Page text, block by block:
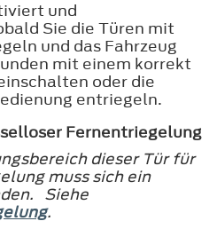
und
Sie die Türen mit
und das Fahrzeug
mit einem korrekt
oder die
entriegeln.
Fernentriegelung
dieser Tür für
muss sich ein
Siehe
.